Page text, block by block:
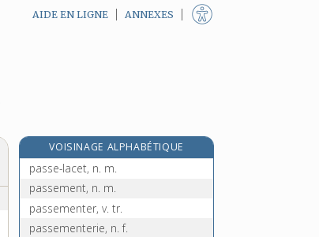
AIDE EN LIGNE ANNEXES
VOISINAGE ALPHABÉTIQUE
passéiste, adj.
passe-lacet, n. m.
passement, n. m.
passementer, v. tr.
passementerie, n. f.